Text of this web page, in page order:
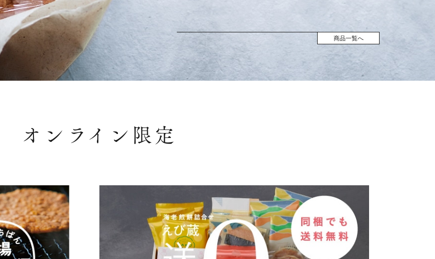
商品一覧へ
オンライン限定